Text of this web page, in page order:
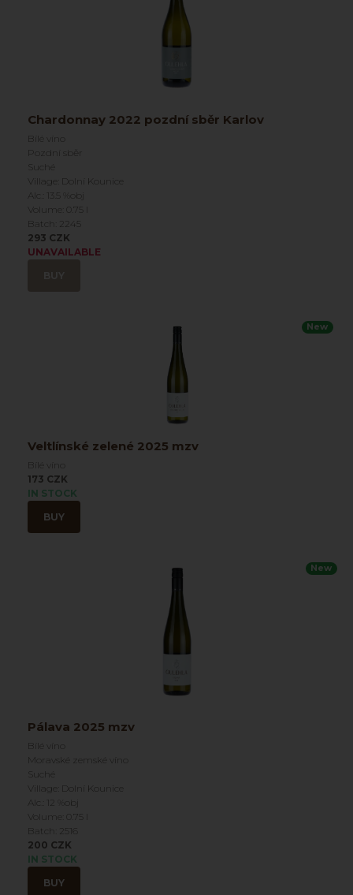
Chardonnay 2022 pozdní sběr Karlov
Bílé víno
Pozdní sběr
Suché
Village: Dolní Kounice
Alc.: 13.5 %obj
Volume: 0.75 l
Batch: 2245
293 CZK
UNAVAILABLE
New
Veltlínské zelené 2025 mzv
Bílé víno
173 CZK
IN STOCK
BUY
New
Pálava 2025 mzv
Bílé víno
Moravské zemské víno
Suché
Village: Dolní Kounice
Alc.: 12 %obj
Volume: 0.75 l
Batch: 2516
200 CZK
IN STOCK
BUY